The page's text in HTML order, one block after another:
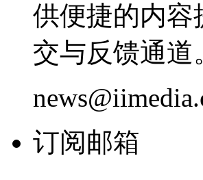
供便捷的内容
交与反馈通道
订阅邮箱